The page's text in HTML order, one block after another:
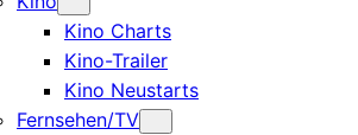
Kino Charts
Kino-Trailer
Kino Neustarts
Fernsehen/TV